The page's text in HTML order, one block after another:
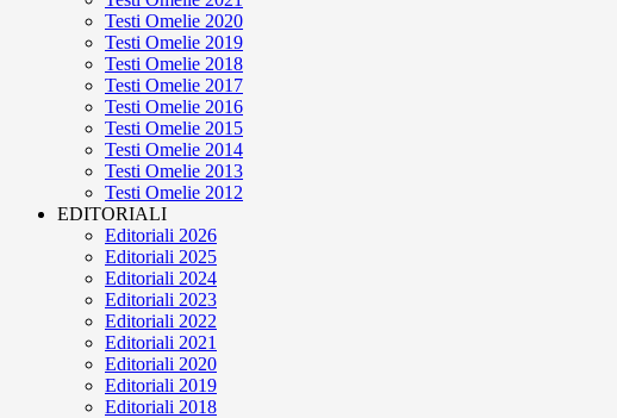
Testi Omelie 2020
Testi Omelie 2019
Testi Omelie 2018
Testi Omelie 2017
Testi Omelie 2016
Testi Omelie 2015
Testi Omelie 2014
Testi Omelie 2013
Testi Omelie 2012
EDITORIALI
Editoriali 2026
Editoriali 2025
Editoriali 2024
Editoriali 2023
Editoriali 2022
Editoriali 2021
Editoriali 2020
Editoriali 2019
Editoriali 2018